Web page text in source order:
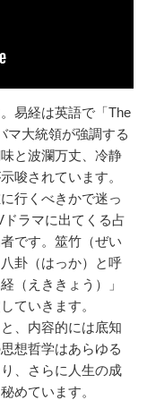
易経は英語で「The
マ大統領が強調する
と波瀾万丈、冷静
唆されています。
行くべきかで迷っ
ラマに出てくる占
です。筮竹（ぜい
卦（はっか）と呼
（えききょう）」
ていきます。
、内容的には底知
想哲学はあらゆる
、さらに人生の成
めています。